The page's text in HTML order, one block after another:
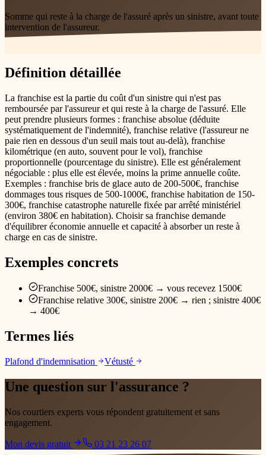
Somme qui reste à la charge de l'assuré après un sinistre, avant toute
intervention de l'assureur.
Définition détaillée
La franchise est la partie du coût d'un sinistre qui n'est pas
remboursée par l'assureur et qui reste à la charge de l'assuré. Elle
peut prendre plusieurs formes : franchise absolue (déduite
systématiquement de l'indemnité), franchise relative (l'assureur ne
paie rien en dessous d'un seuil mais tout au-delà), franchise
kilométrique (en auto, souvent pour le vol), franchise
proportionnelle (pourcentage du sinistre). Elle est généralement
négociable : plus elle est élevée, moins la prime annuelle coûte.
Exemples : franchise bris de glace auto de 200-500€, franchise
dommages tous risques de 500-1000€, franchise habitation de 150-
300€, franchise catastrophe naturelle fixée par arrêté ministériel
(environ 380€ en habitation). Choisir sa franchise demande
d'équilibrer économie annuelle et capacité à absorber un reste à
charge en cas de sinistre.
Exemples concrets
Franchise 500€, sinistre 2000€ → vous recevez 1500€
Franchise relative 300€, sinistre 200€ → rien ; sinistre 400€
→ 400€
Termes liés
Plafond d'indemnisation Vétusté
Une question sur l'assurance ?
Nos courtiers experts vous répondent gratuitement et sans
engagement.
Mon devis gratuit 03 21 23 26 07